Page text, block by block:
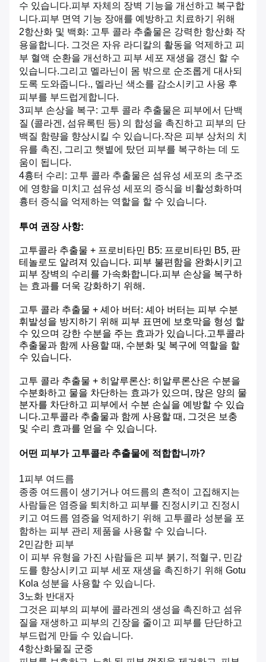
수 있습니다.피부 자체의 장벽 기능을 개선하고 복구합
니다.피부 면역 기능 장애를 예방하고 치료하기 위해
2항산화 및 백화: 고투 콜라 추출물은 강력한 항산화 작
용을합니다. 그것은 자유 라디칼의 활동을 억제하고 피
부 혈액 순환을 개선하고 피부 세포 재생을 갱신 할 수
있습니다.그리고 멜라닌이 몸 밖으로 순조롭게 대사되
도록 도와줍니다., 멜라닌 색소를 감소시키고 사용 후
피부를 부드럽게합니다.
3피부 손상을 복구: 고투 콜라 추출물은 피부에서 단백
질 (콜라겐, 섬유록틴 등) 의 합성을 촉진하고 피부의 단
백질 함량을 향상시킬 수 있습니다.작은 피부 상처의 치
유를 촉진, 그리고 햇볕에 탔던 피부를 복구하는 데 도
움이 됩니다.
4흉터 수리: 고투 콜라 추출물은 섬유성 세포의 초구조
에 영향을 미치고 섬유성 세포의 증식을 비활성화하며
흉터 증식을 억제하는 역할을 할 수 있습니다.
투여 권장 사항:
고투콜라 추출물 + 프로비타민 B5: 프로비타민 B5, 판
테놀로도 알려져 있습니다. 피부 불편함을 완화시키고
피부 장벽의 수리를 가속화합니다.피부 손상을 복구하
는 효과를 더욱 강화하기 위해.
고투 콜라 추출물 + 셰아 버터: 셰아 버터는 피부 수분
휘발성을 방지하기 위해 피부 표면에 보호막을 형성 할
수 있으며 강한 수분을 주는 효과가 있습니다.고투콜라
추출물과 함께 사용할 때, 수분화 및 복구에 역할을 할
수 있습니다.
고투 콜라 추출물 + 히알루론산: 히알루론산은 수분을
수분화하고 물을 차단하는 효과가 있으며, 많은 양의 물
분자를 차단하고 피부에서 수분 손실을 예방할 수 있습
니다.고투콜라 추출물과 함께 사용할 때, 그것은 보충
및 수리 효과를 얻을 수 있습니다.
어떤 피부가 고투콜라 추출물에 적합합니까?
1피부 여드름
종종 여드름이 생기거나 여드름의 흔적이 고집해지는
사람들은 염증을 퇴치하고 피부를 진정시키고 진정시
키고 여드름 염증을 억제하기 위해 고투콜라 성분을 포
함하는 피부 관리 제품을 사용할 수 있습니다.
2민감한 피부
이 피부 유형을 가진 사람들은 피부 붉기, 적혈구, 민감
도를 향상시키고 피부 세포 재생을 촉진하기 위해 Gotu
Kola 성분을 사용할 수 있습니다.
3노화 반대자
그것은 피부의 피부에 콜라겐의 생성을 촉진하고 섬유
질을 재생하고 피부의 긴장을 줄이고 피부를 단단하고
부드럽게 만들 수 있습니다.
4항산화물질 군중